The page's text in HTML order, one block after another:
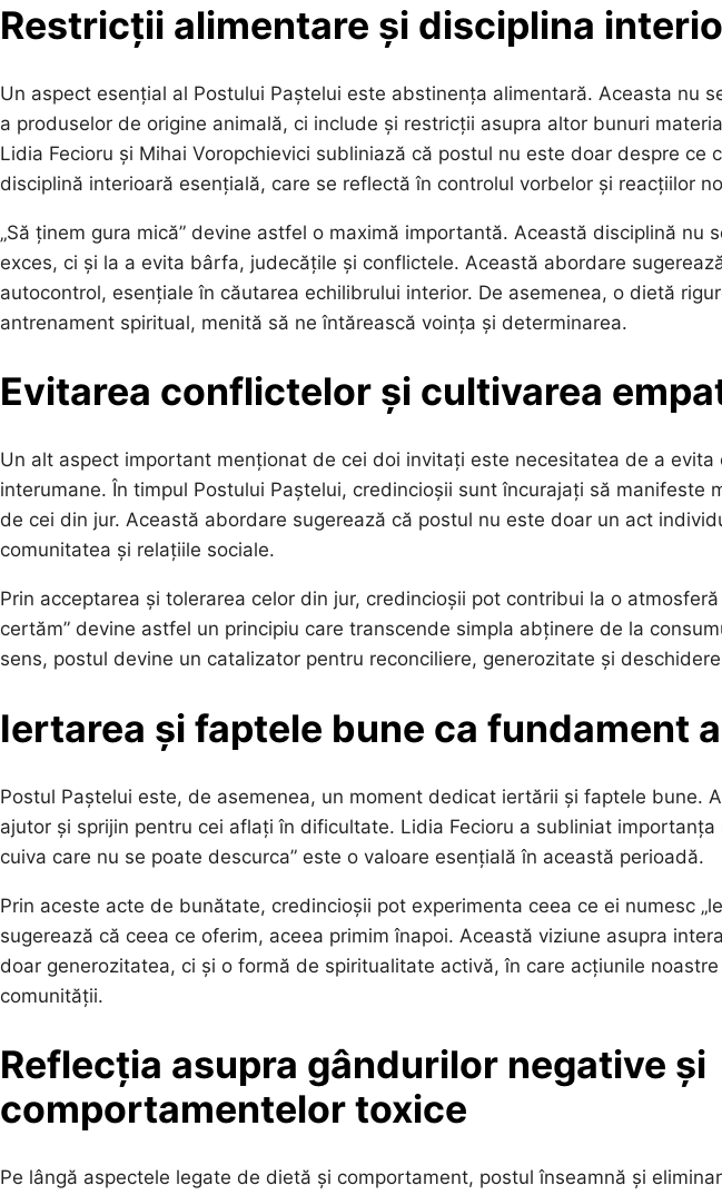
Restricții alimentare și disciplina
Un aspect esențial al Postului Paștelui este abstinența alimentară. Aceasta nu
a produselor de origine animală, ci include și restricții asupra altor bunuri
Lidia Fecioru și Mihai Voropchievici subliniază că postul nu este doar despre ce
disciplină interioară esențială, care se reflectă în controlul vorbelor și reacțiilor
„Să ținem gura mică” devine astfel o maximă importantă. Această disciplină nu
exces, ci și la a evita bârfa, judecățile și conflictele. Această abordare
autocontrol, esențiale în căutarea echilibrului interior. De asemenea, o dietă
antrenament spiritual, menită să ne întărească voința și determinarea.
Evitarea conflictelor și cultivarea
Un alt aspect important menționat de cei doi invitați este necesitatea de a
interumane. În timpul Postului Paștelui, credincioșii sunt încurajați să manifeste
de cei din jur. Această abordare sugerează că postul nu este doar un act
comunitatea și relațiile sociale.
Prin acceptarea și tolerarea celor din jur, credincioșii pot contribui la o
certăm” devine astfel un principiu care transcende simpla abținere de la
sens, postul devine un catalizator pentru reconciliere, generozitate și
Iertarea și faptele bune ca fundament
Postul Paștelui este, de asemenea, un moment dedicat iertării și faptele bune.
ajutor și sprijin pentru cei aflați în dificultate. Lidia Fecioru a subliniat
cuiva care nu se poate descurca” este o valoare esențială în această perioadă.
Prin aceste acte de bunătate, credincioșii pot experimenta ceea ce ei numesc
sugerează că ceea ce oferim, aceea primim înapoi. Această viziune asupra
doar generozitatea, ci și o formă de spiritualitate activă, în care acțiunile
comunității.
Reflecția asupra gândurilor negative și
comportamentelor toxice
Pe lângă aspectele legate de dietă și comportament, postul înseamnă și